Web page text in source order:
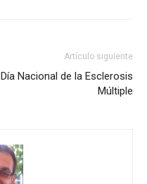
Artículo siguiente
Día Nacional de la Esclerosis
Múltiple